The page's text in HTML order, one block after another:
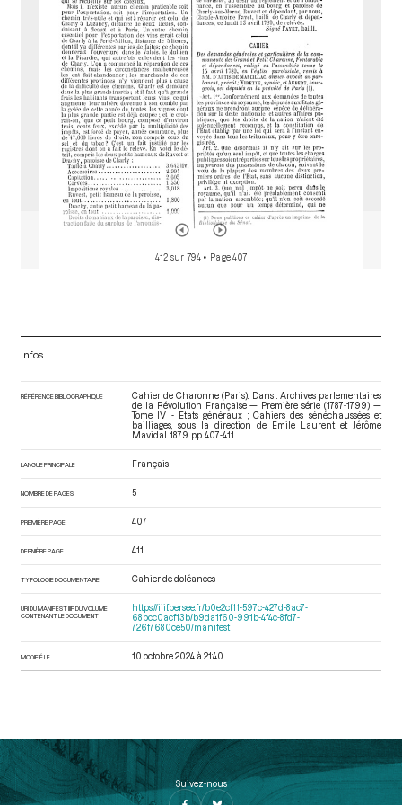
412 sur 794 • Page 407
Infos
RÉFÉRENCE BIBLIOGRAPHIQUE
Cahier de Charonne (Paris). Dans : Archives parlementaires
de la Révolution Française — Première série (1787-1799) —
Tome IV - Etats généraux ; Cahiers des sénéchaussées et
bailliages , sous la direction de Emile Laurent et Jérôme
Mavidal. 1879. pp. 407-411.
LANGUE PRINCIPALE Français
NOMBRE DE PAGES 5
PREMIÈRE PAGE 407
DERNIÈRE PAGE 411
TYPOLOGIE DOCUMENTAIRE Cahier de doléances
URI DU MANIFEST IIIF DU VOLUME
CONTENANT LE DOCUMENT
https://iiif.persee.fr/b0e2cf11-597c-427d-8ac7-
68bcc0acf13b/b9da1f60-991b-4f4c-8fd7-
726f7680ce50/manifest
MODIFIÉ LE 10 octobre 2024 à 21:40
Suivez-nous